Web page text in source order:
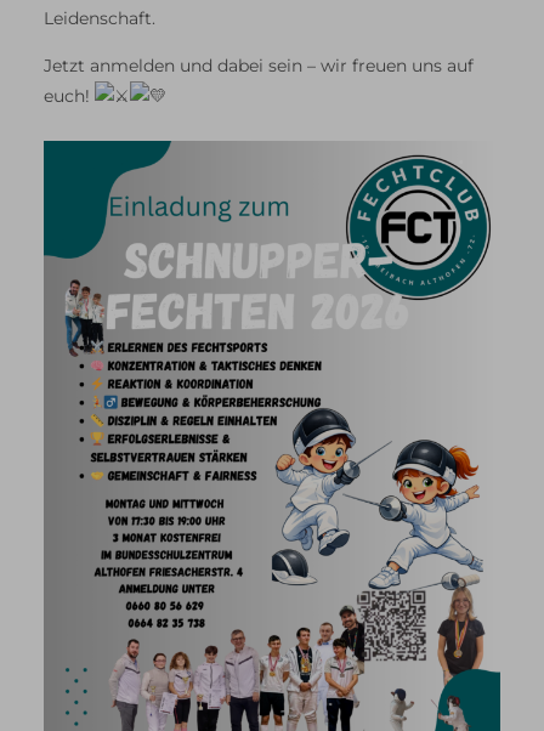
Leidenschaft.
Jetzt anmelden und dabei sein – wir freuen uns auf
euch!